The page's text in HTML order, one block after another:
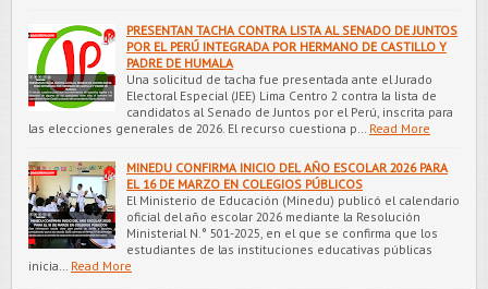
PRESENTAN TACHA CONTRA LISTA AL SENADO DE JUNTOS
POR EL PERÚ INTEGRADA POR HERMANO DE CASTILLO Y
PADRE DE HUMALA
Una solicitud de tacha fue presentada ante el Jurado
Electoral Especial (JEE) Lima Centro 2 contra la lista de
candidatos al Senado de Juntos por el Perú, inscrita para
las elecciones generales de 2026. El recurso cuestiona p…
Read More
MINEDU CONFIRMA INICIO DEL AÑO ESCOLAR 2026 PARA
EL 16 DE MARZO EN COLEGIOS PÚBLICOS
El Ministerio de Educación (Minedu) publicó el calendario
oficial del año escolar 2026 mediante la Resolución
Ministerial N.° 501-2025, en el que se confirma que los
estudiantes de las instituciones educativas públicas
inicia…
Read More